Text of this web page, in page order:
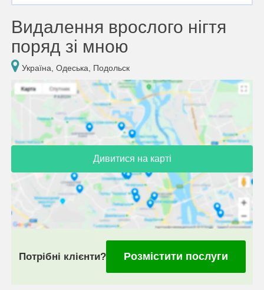
Видалення врослого нігтя
поряд зі мною
Україна, Одеська, Подольск
Дивитися на карті
Потрібні клієнти? Розмістити послуги